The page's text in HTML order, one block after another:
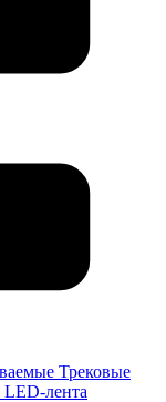
Трековые
LED-лента